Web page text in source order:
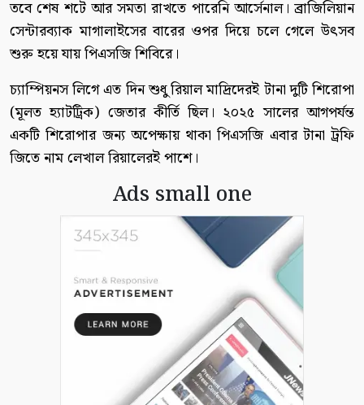
তবে শেষ শটে আর সমতা রাখতে পারেনি আর্সেনাল। ব্রাজিলিয়ান
সেন্টারব্যাক মাগালাইসের বারের ওপর দিয়ে চলে গেলে উৎসব
শুরু হয়ে যায় পিএসজি শিবিরে।
চ্যাম্পিয়নস লিগে এত দিন শুধু রিয়াল মাদ্রিদেরই টানা দুটি শিরোপা
(মূলত হ্যাটট্রিক) জেতার কীর্তি ছিল। ২০২৫ সালের আগপর্যন্ত
একটি শিরোপার জন্য অপেক্ষায় থাকা পিএসজি এবার টানা ট্রফি
জিতে নাম লেখাল রিয়ালেরই পাশে।
Ads small one